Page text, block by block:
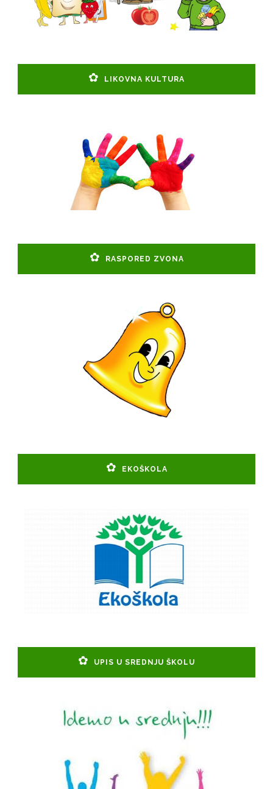
LIKOVNA KULTURA
RASPORED ZVONA
EKOŠKOLA
UPIS U SREDNJU ŠKOLU